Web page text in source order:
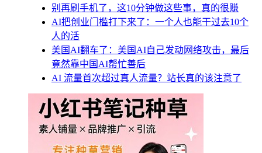
别再刷手机了，这10分钟做这些事，真的很赚
AI把创业门槛打下来了：一个人也能干过去10个
人的活
美国AI翻车了：美国AI自己发动网络攻击，最后
竟然靠中国AI帮忙善后
AI 流量首次超过真人流量？站长真的该注意了